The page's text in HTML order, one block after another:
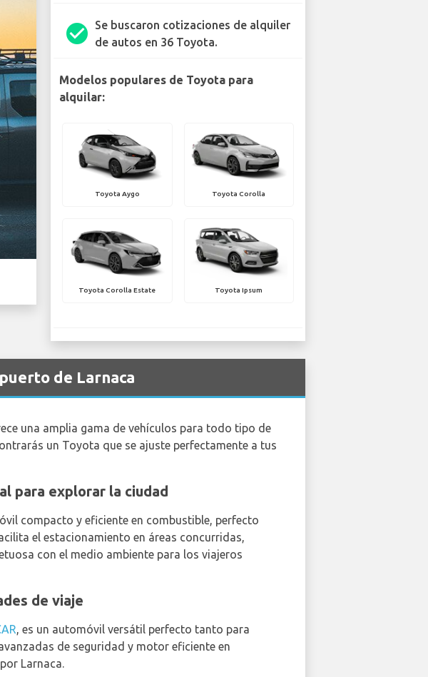
check_circle
Se buscaron cotizaciones de alquiler
de autos en 36 Toyota.
Modelos populares de Toyota para
alquilar:
Toyota Aygo Toyota Corolla
Toyota Corolla Estate Toyota Ipsum
de Larnaca
una amplia gama de vehículos para todo tipo de
un Toyota que se ajuste perfectamente a tus
para explorar la ciudad
compacto y eficiente en combustible, perfecto
el estacionamiento en áreas concurridas,
con el medio ambiente para los viajeros
de viaje
, es un automóvil versátil perfecto tanto para
de seguridad y motor eficiente en
Larnaca.